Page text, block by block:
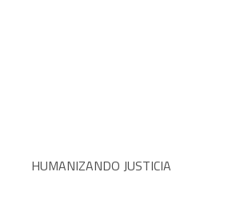
HUMANIZANDO JUSTICIA